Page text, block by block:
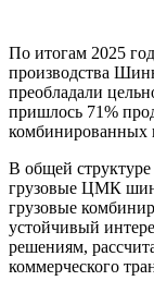
По итогам 2025
производства
преобладали
пришлось 71%
комбинированных
В общей
грузовые ЦМК
грузовые
устойчивый
решениям,
коммерческого